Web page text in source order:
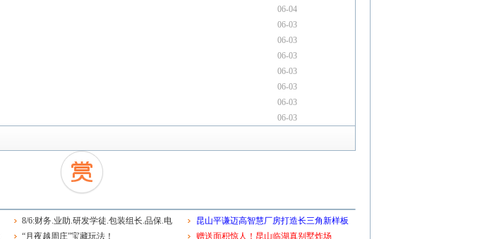
06-04
06-03
06-03
06-03
06-03
06-03
06-03
06-03
8/6:财务.业助.研发学徒.包装组长.品保.电
工.保安.消控.业务.店员.物业维修.保洁
“月夜越周庄”宝藏玩法！
昆山平谦迈高智慧厂房打造长三角新样板
赠送面积惊人！昆山临湖真别墅炸场